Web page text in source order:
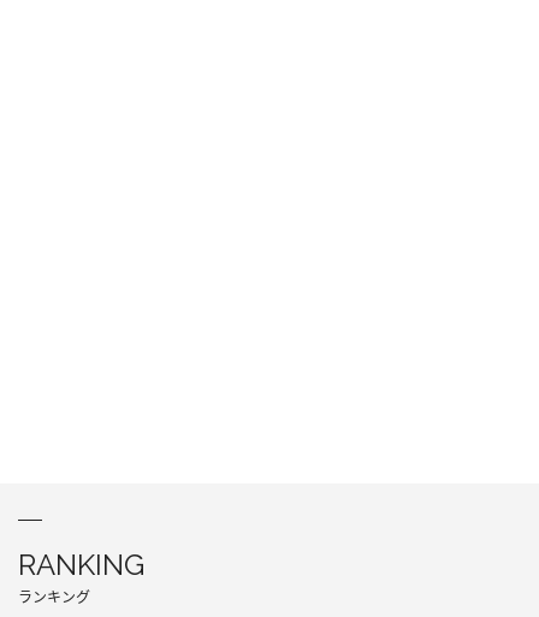
RANKING
ランキング